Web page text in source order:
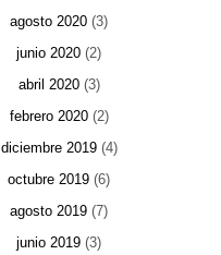
agosto 2020 (3)
junio 2020 (2)
abril 2020(3)
febrero 2020(2)
diciembre 2019(4)
octubre 2019 (6)
agosto 2019 (7)
junio 2019 (3)